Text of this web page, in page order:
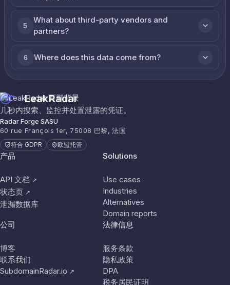
5
What about third-party vendors and
partners?
6 Where does this data come from?
LeakRadar
几秒内搜索、监控并处置泄露的凭证。
Radar Forge SASU
60 rue François 1er, 75008 巴黎, 法国
符合 GDPR 欧盟托管
产品
API 文档 ↗
状态页 ↗
泄漏数据库
Solutions
Use cases
Industries
Alternatives
Domain reports
公司
博客
联系我们
SubdomainRadar.io ↗
法律信息
服务条款
隐私政策
DPA
税务居民证明